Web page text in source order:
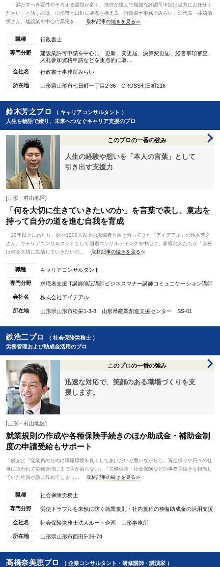
「満たすべき要件やそろえる書類が多く、法律が絡んで複雑な許認可申請は当方にお任せく
ださい」と話すのは、山形市七日町に拠点を構える「行政書士事務所みらい」の代表・井苅清
実さん。建設業を中心に業務を...
取材記事の続きを見る≫
職種 行政書士
専門分野
建設業許可申請を中心に、更新、変更届、決算変更届、経営事項審査、
入札参加資格申請などを重点的に取...
会社名
行政書士事務所みらい
所在地 山形県山形市七日町一丁目2-36 CROSS七日町216
鈴木芳之プロ
（ キャリアコンサルタント ）
人生を物語で綴り、未来へつなぐキャリア支援のプロ
このプロの一番の強み
人生の経験や想いを「本人の言葉」として
引き出す支援力
[山形・村山地区]
「何を大切に生きていきたいのか」を言葉で表し、意志を
持って自分の道を進む自我を育成
20年以上にわたり、延べ1000人以上の求職者と向き合ってきた「アイデアル」の鈴木芳之
さん。キャリアコンサルタントとして個別コンサルティングを中心に、多様な人たちが「自分
は何を大切に生活していきたいの...
取材記事の続きを見る≫
職種 キャリアコンサルタント
専門分野 求職者支援IT講師簿記講師ビジネスマナー講師コミュニケーション講師
会社名 株式会社アイデアル
所在地 山形県山形市松栄1-3-8 山形県産業創造支援センター SS-01
鉄浩二プロ
（ 社会保険労務士 ）
労務管理および助成金活用のプロ
このプロの一番の強み
迅速な対応で、笑顔のある職場づくりを支
援します。
[山形・村山地区]
就業規則の作成や各種保険手続きのほか助成金・補助金制
度の申請受給もサポート
「例えば『従業員のために職場環境を良くしてあげたいと思いながらも、資金繰りや日々の仕
事に追われて労務管理にまで手が回らない』『労働保険・社会保険などの事務手続きを担当し
ていた社員が急に辞めてしまっ...
取材記事の続きを見る≫
職種 社会保険労務士
専門分野 労使トラブルを未然に防ぐ就業規則・社内規程の整備助成金の活用支援
会社名 社会保険労務士法人ルート企画 山形事務所
所在地 山形県山形市西田5-26-74
高橋奈美恵プロ
（ 企業コンサルタント・研修講師・講演家 ）